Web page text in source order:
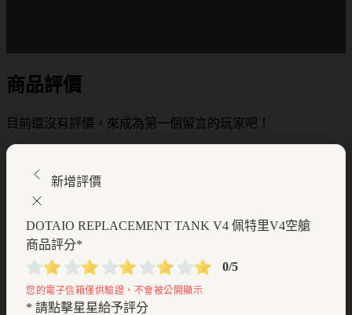
商品評價
目前還沒有評價，來成為第一個留言的玩家吧！
新增評價
DOTAIO REPLACEMENT TANK V4 佩特里V4空艙
商品評分*
0/5
* 請點擊星星給予評分